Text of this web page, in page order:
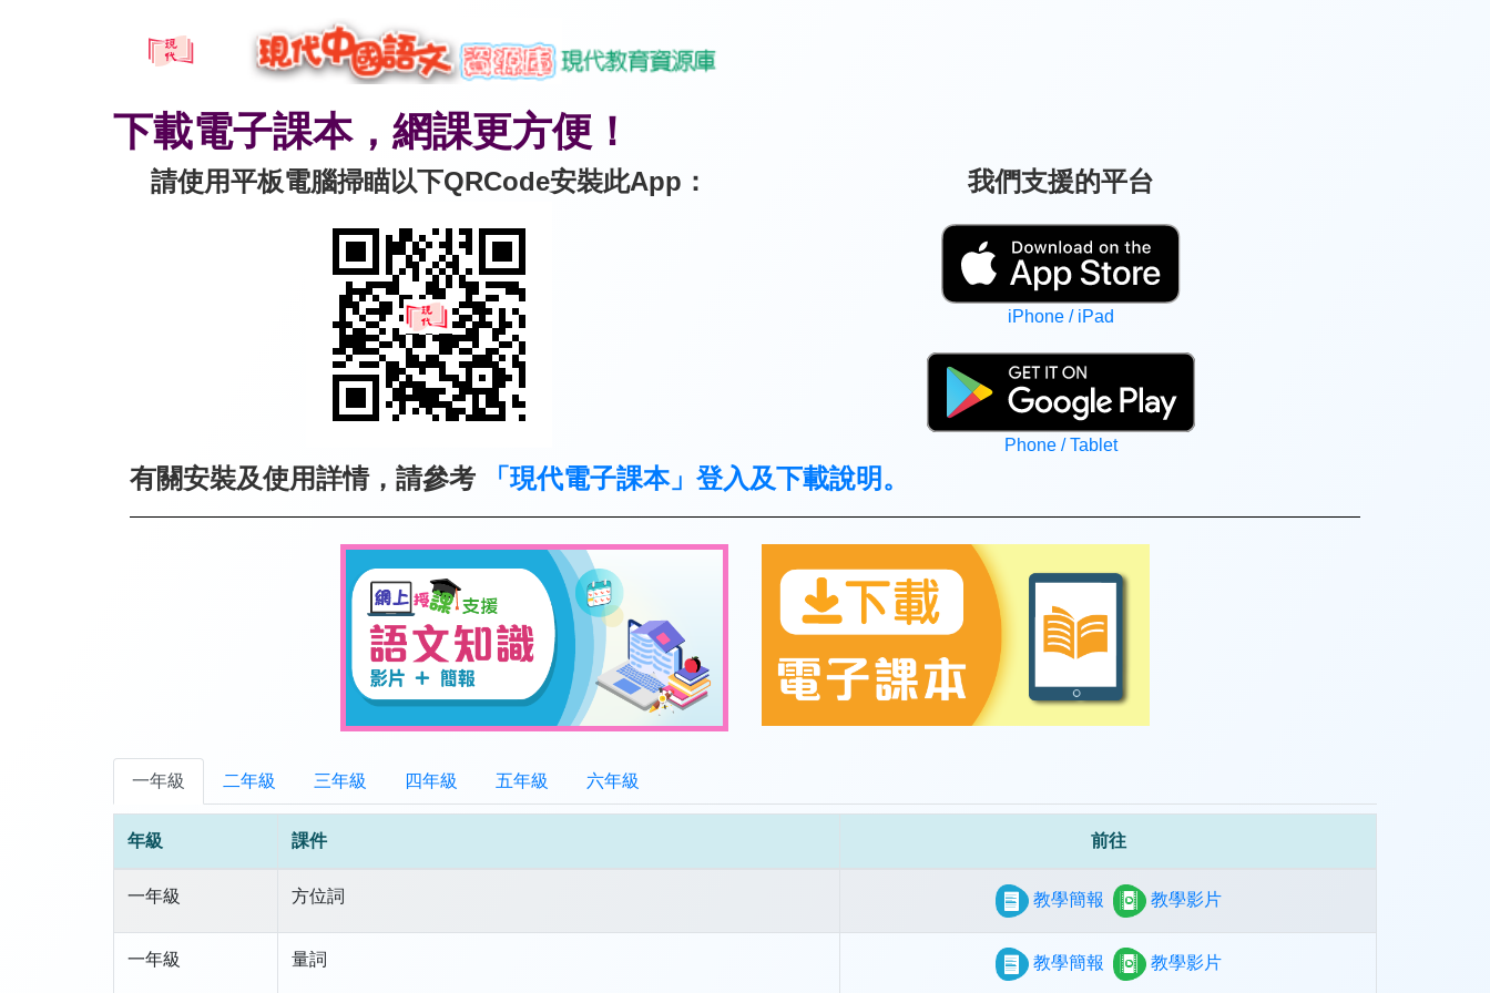
下載電子課本，網課更方便！
請使用平板電腦掃瞄以下QRCode安裝此App： 我們支援的平台
iPhone / iPad
Phone / Tablet
有關安裝及使用詳情，請參考 「現代電子課本」登入及下載說明。
一年級 二年級 三年級 四年級 五年級 六年級
年級 課件 前往
一年級 方位詞 教學簡報 教學影片
一年級 量詞 教學簡報 教學影片